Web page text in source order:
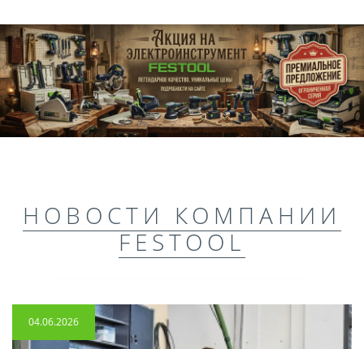
НОВОСТИ КОМПАНИИ
FESTOOL
04.06.2026